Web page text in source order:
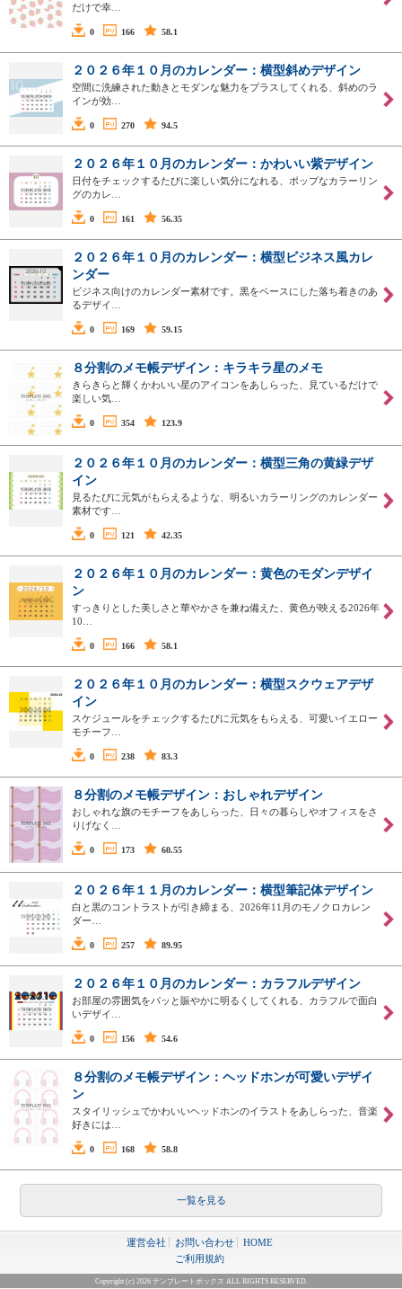
だけで幸…
0 166 58.1
２０２６年１０月のカレンダー：横型斜めデザイン
空間に洗練された動きとモダンな魅力をプラスしてくれる、斜めのラ
インが効…
0 270 94.5
２０２６年１０月のカレンダー：かわいい紫デザイン
日付をチェックするたびに楽しい気分になれる、ポップなカラーリン
グのカレ…
0 161 56.35
２０２６年１０月のカレンダー：横型ビジネス風カレ
ンダー
ビジネス向けのカレンダー素材です。黒をベースにした落ち着きのあ
るデザイ…
0 169 59.15
８分割のメモ帳デザイン：キラキラ星のメモ
きらきらと輝くかわいい星のアイコンをあしらった、見ているだけで
楽しい気…
0 354 123.9
２０２６年１０月のカレンダー：横型三角の黄緑デザ
イン
見るたびに元気がもらえるような、明るいカラーリングのカレンダー
素材です…
0 121 42.35
２０２６年１０月のカレンダー：黄色のモダンデザイ
ン
すっきりとした美しさと華やかさを兼ね備えた、黄色が映える2026年
10…
0 166 58.1
２０２６年１０月のカレンダー：横型スクウェアデザ
イン
スケジュールをチェックするたびに元気をもらえる、可愛いイエロー
モチーフ…
0 238 83.3
８分割のメモ帳デザイン：おしゃれデザイン
おしゃれな旗のモチーフをあしらった、日々の暮らしやオフィスをさ
りげなく…
0 173 60.55
２０２６年１１月のカレンダー：横型筆記体デザイン
白と黒のコントラストが引き締まる、2026年11月のモノクロカレン
ダー…
0 257 89.95
２０２６年１０月のカレンダー：カラフルデザイン
お部屋の雰囲気をパッと賑やかに明るくしてくれる、カラフルで面白
いデザイ…
0 156 54.6
８分割のメモ帳デザイン：ヘッドホンが可愛いデザイ
ン
スタイリッシュでかわいいヘッドホンのイラストをあしらった、音楽
好きには…
0 168 58.8
一覧を見る
運営会社 お問い合わせ
HOME
ご利用規約
Copyright (c) 2026 テンプレートボックス ALL RIGHTS RESERVED.